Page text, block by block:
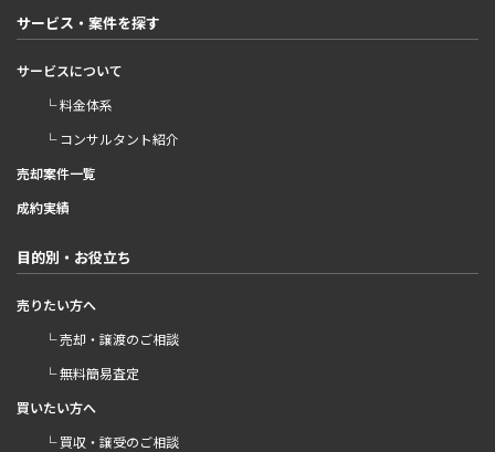
サービス・案件を探す
サービスについて
└ 料金体系
└ コンサルタント紹介
売却案件一覧
成約実績
目的別・お役立ち
売りたい方へ
└ 売却・譲渡のご相談
└ 無料簡易査定
買いたい方へ
└ 買収・譲受のご相談